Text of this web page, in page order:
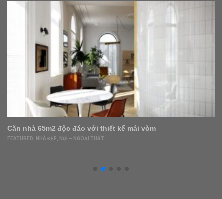
Căn nhà 65m2 độc đáo với thiết kế mái vòm
FEATURED NHÀ ĐẸP NỘI – NGOẠI THẤT